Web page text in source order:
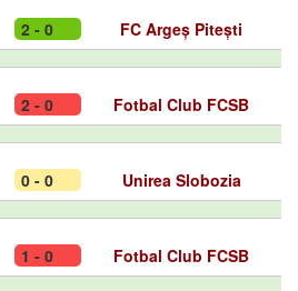
2 - 0 FC Argeș Pitești
2 - 0 Fotbal Club FCSB
0 - 0 Unirea Slobozia
1 - 0 Fotbal Club FCSB